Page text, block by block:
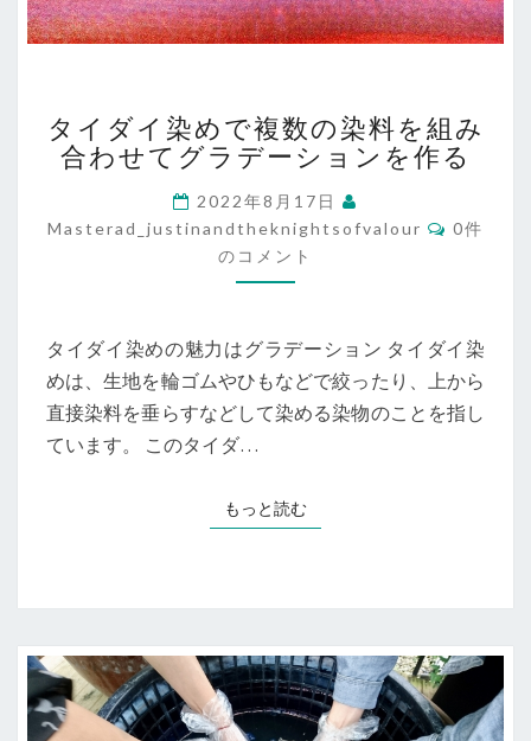
イ
ダ
染
め
で
複
の
染
料
を
わ
デ
ー
シ
タイダイ染めで複数の染料を組み
合わせてグラデーションを作る
2022年8月17日
Masterad_justinandtheknightsofvalour
コ
メ
0件
のコメント
タイダイ染めの魅力はグラデーション タイダイ染
めは、生地を輪ゴムやひもなどで絞ったり、上から
直接染料を垂らすなどして染める染物のことを指し
ています。 このタイダ…
もっと読むもっと読む